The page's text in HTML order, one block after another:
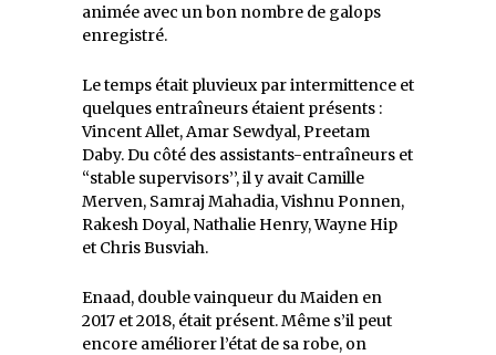
animée avec un bon nombre de galops
enregistré.
Le temps était pluvieux par intermittence et
quelques entraîneurs étaient présents :
Vincent Allet, Amar Sewdyal, Preetam
Daby. Du côté des assistants-entraîneurs et
‘‘stable supervisors’’, il y avait Camille
Merven, Samraj Mahadia, Vishnu Ponnen,
Rakesh Doyal, Nathalie Henry, Wayne Hip
et Chris Busviah.
Enaad, double vainqueur du Maiden en
2017 et 2018, était présent. Même s’il peut
encore améliorer l’état de sa robe, on